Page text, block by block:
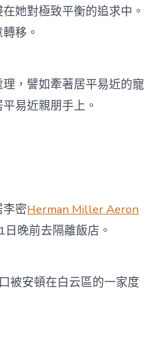
她對極致平衡的追求中。
移。
，譬如牽著居平易近的寵
易近親朋手上。
密Herman Miller Aeron
晚前去隔離飯店。
被安頓在白云區的一家度